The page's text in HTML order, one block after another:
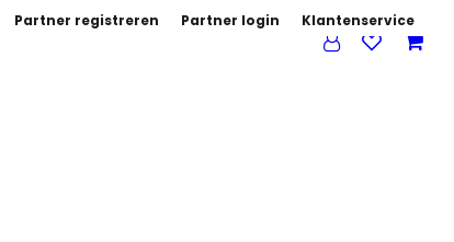
Partner registreren Partner login Klantenservice